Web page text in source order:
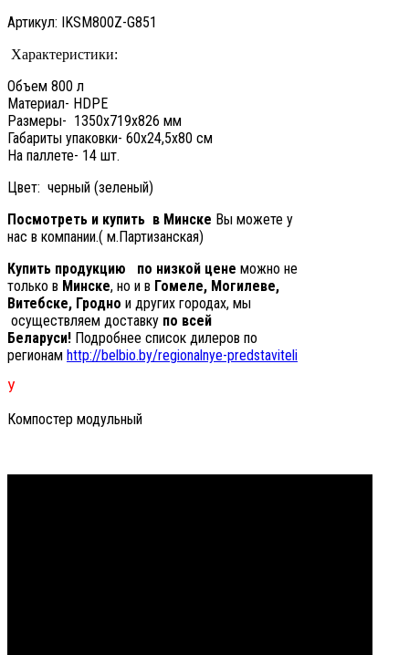
Артикул: IKSM800Z-G851
Характеристики:
Объем 800 л
Материал- HDPE
Размеры- 1350x719x826 мм
Габариты упаковки- 60х24,5х80 см
На паллете- 14 шт.
Цвет: черный (зеленый)
Посмотреть и купить ​ ​в Минске Вы можете у
нас в компании.( м.Партизанская)
Купить продукцию
по низкой цене можно не
только в Минске, но и в Гомеле, Могилеве,
Витебске, Гродно и других городах, мы
осуществляем доставку по всей
Беларуси! Подробнее список дилеров по
регионам http://belbio.by/regionalnye-predstaviteli
У
Компостер модульный